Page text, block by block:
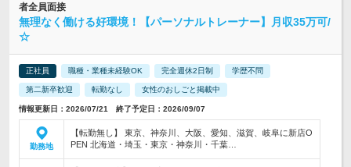
者全員面接
無理なく働ける好環境！【パーソナルトレーナー】月収35万可/
☆
正社員 職種・業種未経験OK 完全週休2日制 学歴不問
第二新卒歓迎 転勤なし 女性のおしごと掲載中
情報更新日：2026/07/21 終了予定日：2026/09/07
勤務地
【転勤無し】 東京、神奈川、大阪、愛知、滋賀、岐阜に新店O
PEN 北海道・埼玉・東京・神奈川・千葉…